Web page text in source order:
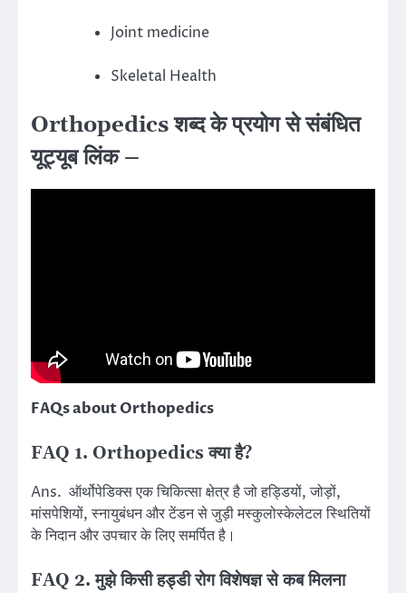
Joint medicine
Skeletal Health
Orthopedics शब्द के प्रयोग से संबंधित
यूट्यूब लिंक –
FAQs about Orthopedics
FAQ 1. Orthopedics क्या है?
Ans. ऑर्थोपेडिक्स एक चिकित्सा क्षेत्र है जो हड्डियों, जोड़ों,
मांसपेशियों, स्नायुबंधन और टेंडन से जुड़ी मस्कुलोस्केलेटल स्थितियों
के निदान और उपचार के लिए समर्पित है।
FAQ 2. मुझे किसी हड्डी रोग विशेषज्ञ से कब मिलना